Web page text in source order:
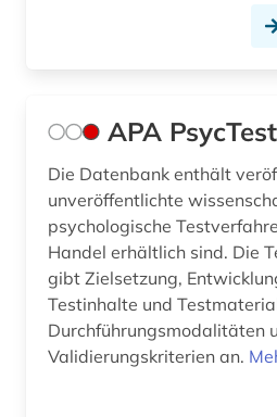
fortschrittsbericht (1)
fotografie (1)
französische revolution (1)
frauen (1)
frauenbewegung (2)
APA
Die Datenbank enthält
unveröffentlichte
psychologische
Handel erhältlich sind. Die
gibt Zielsetzung,
Testinhalte und
Durchführungsmodalitäten
Validierungskriterien an.